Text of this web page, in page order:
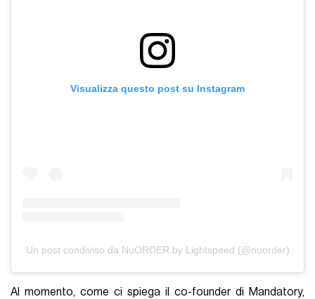
Visualizza questo post su Instagram
Un post condiviso da NuORDER by Lightspeed (@nuorder)
Al momento, come ci spiega il co-founder di Mandatory,